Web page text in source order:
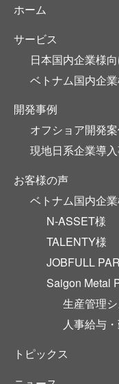
ホーム
サービス
日本国内企業様
ベトナム国内企
開発事例
オフショア開発
現地日系企業導
お客様の声
ベトナム国内企
N-ASSET様
TALENTY様
JOBFULL
Saigon Metal
生産管理
人事給与
トピックス